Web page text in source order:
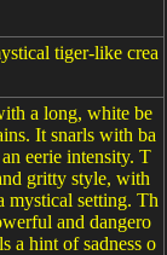
tiger-like crea
a long, white be
It snarls with ba
eerie intensity. T
gritty style, with
mystical setting. Th
and dangero
a hint of sadness o